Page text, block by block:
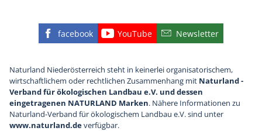
Finden Sie die eNu auf Facebook
facebook Besuchen Sie den
YouTube Abonnieren Sie
Newsletter
Naturland Niederösterreich steht in keinerlei organisatorischem,
wirtschaftlichem oder rechtlichen Zusammenhang mit Naturland -
Verband für ökologischen Landbau e.V. und dessen
eingetragenen NATURLAND Marken. Nähere Informationen zu
Naturland-Verband für ökologischem Landbau e.V. sind unter
www.naturland.deverfügbar.